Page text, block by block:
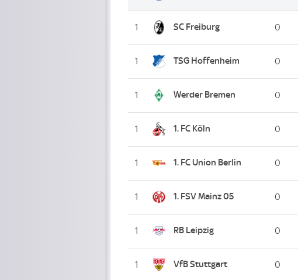
1 SC Freiburg 0
1 TSG Hoffenheim 0
1 Werder Bremen 0
1 1. FC Köln 0
1 1. FC Union Berlin 0
1 1. FSV Mainz 05 0
1 RB Leipzig 0
1 VfB Stuttgart 0